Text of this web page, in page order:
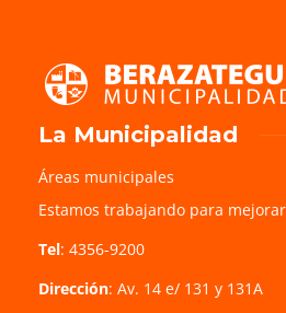
La Municipalidad
Áreas municipales
Estamos trabajando para
Tel: 4356-9200
Dirección: Av. 14 e/ 131 y 131A